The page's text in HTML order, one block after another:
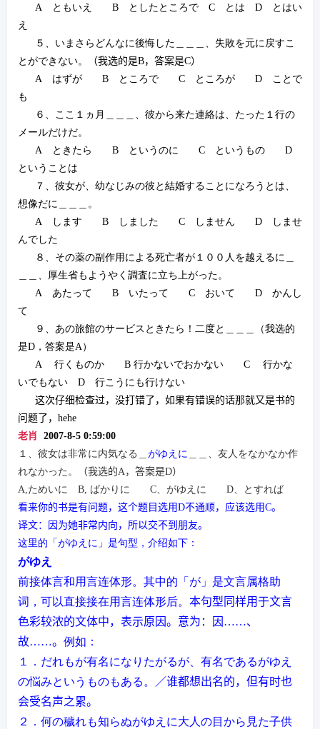
A ともいえ B としたところで C とは D とはい
え
５、いまさらどんなに後悔した＿＿＿、失敗を元に戻すこ
とができない。
（我选的是B，答案是C）
A はずが B ところで C ところが D ことで
も
６、ここ１ヵ月＿＿＿、彼から来た連絡は、たった１行の
メールだけだ。
A ときたら B というのに C というもの D
ということは
７、彼女が、幼なじみの彼と結婚することになろうとは、
想像だに＿＿＿。
A します B しました C しません D しませ
んでした
８、その薬の副作用による死亡者が１００人を越えるに＿
＿＿、厚生省もようやく調査に立ち上がった。
A あたって B いたって C おいて D かんし
て
９、あの旅館のサービスときたら！二度と＿＿＿（我选的
是D ，答案是A）
A
行くものか B 行かないでおかない C
行かな
いでもない D 行こうにも行けない
这次仔细检查过，没打 错 了，如果有错误的话那就又是书的
问题 了， hehe
老肖
2007-8-5 0:59:00
１、彼女は非常に内気なる＿ がゆえに ＿＿、友人をなかなか作
れなかった。
（我选的A，答案是D）
A,ためいに B, ばかりに C、がゆえに D、とすれば
看来你的书是有问题，这个题目选用D不通顺，应该选用C。
译文：因为她非常内向，所以交不到朋友。
这里的 「がゆえに」 是句型，介绍如下：
がゆえ
前接体言和用言连体形。其中的 「が」是文言属格助
词 ，可以直接接在用言连体形后。 本句型同样用于文言
色彩较浓的文体中，表示原因。意为 ：因……、
故……。 例如：
１．だれもが有名になりたがるが、有名であるがゆえ
の悩みというものもある。
／谁都想出名的，但有时也
会受名声之累。
２．何の穢れも知らぬがゆえに大人の目から見た子供